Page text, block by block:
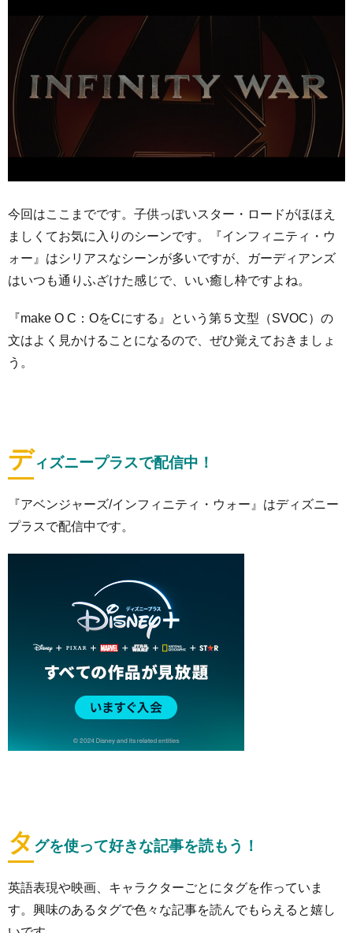
今回はここまでです。子供っぽいスター・ロードがほほえ
ましくてお気に入りのシーンです。『インフィニティ・ウ
ォー』はシリアスなシーンが多いですが、ガーディアンズ
はいつも通りふざけた感じで、いい癒し枠ですよね。
『make O C：OをCにする』という第５文型（SVOC）の
文はよく見かけることになるので、ぜひ覚えておきましょ
う。
ディズニープラスで配信中！
『アベンジャーズ/インフィニティ・ウォー』はディズニー
プラスで配信中です。
タ グを使って好きな記事を読もう！
英語表現や映画、キャラクターごとにタグを作っていま
す。興味のあるタグで色々な記事を読んでもらえると嬉し